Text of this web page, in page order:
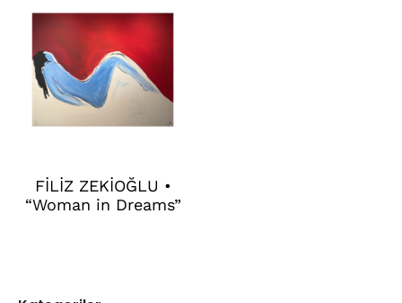
FİLİZ ZEKİOĞLU •
“Woman in Dreams”